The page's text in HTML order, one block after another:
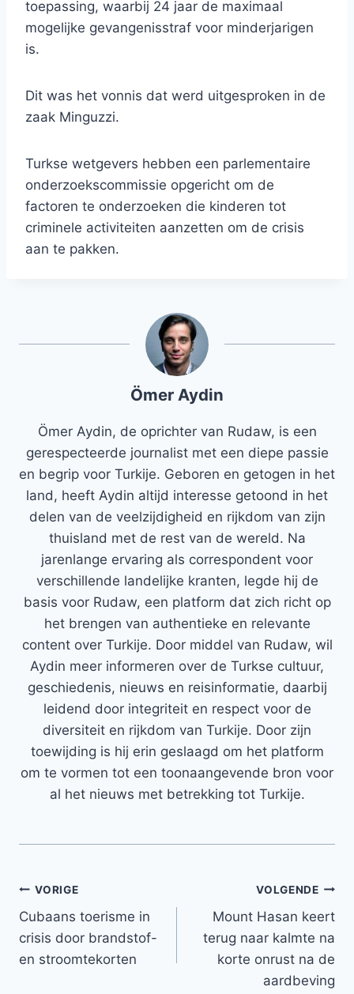
toepassing, waarbij 24 jaar de maximaal
mogelijke gevangenisstraf voor minderjarigen
is.
Dit was het vonnis dat werd uitgesproken in de
zaak Minguzzi.
Turkse wetgevers hebben een parlementaire
onderzoekscommissie opgericht om de
factoren te onderzoeken die kinderen tot
criminele activiteiten aanzetten om de crisis
aan te pakken.
Ömer Aydin
Ömer Aydin, de oprichter van Rudaw, is een
gerespecteerde journalist met een diepe passie
en begrip voor Turkije. Geboren en getogen in het
land, heeft Aydin altijd interesse getoond in het
delen van de veelzijdigheid en rijkdom van zijn
thuisland met de rest van de wereld. Na
jarenlange ervaring als correspondent voor
verschillende landelijke kranten, legde hij de
basis voor Rudaw, een platform dat zich richt op
het brengen van authentieke en relevante
content over Turkije. Door middel van Rudaw, wil
Aydin meer informeren over de Turkse cultuur,
geschiedenis, nieuws en reisinformatie, daarbij
leidend door integriteit en respect voor de
diversiteit en rijkdom van Turkije. Door zijn
toewijding is hij erin geslaagd om het platform
om te vormen tot een toonaangevende bron voor
al het nieuws met betrekking tot Turkije.
Bericht
navigatie
VORIGE
Cubaans toerisme in
crisis door brandstof-
en stroomtekorten
VOLGENDE
Mount Hasan keert
terug naar kalmte na
korte onrust na de
aardbeving